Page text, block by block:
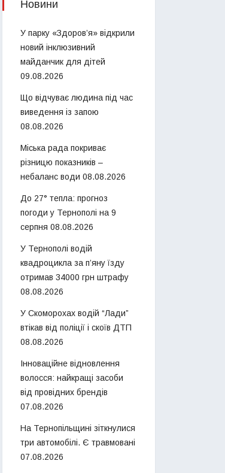
Новини
У парку «Здоров’я» відкрили
новий інклюзивний
майданчик для дітей
09.08.2026
Що відчуває людина під час
виведення із запою
08.08.2026
Міська рада покриває
різницю показників –
небаланс води 08.08.2026
До 27° тепла: прогноз
погоди у Тернополі на 9
серпня 08.08.2026
У Тернополі водій
квадроцикла за п’яну їзду
отримав 34000 грн штрафу
08.08.2026
У Скоморохах водій “Лади”
втікав від поліції і скоїв ДТП
08.08.2026
Інноваційне відновлення
волосся: найкращі засоби
від провідних брендів
07.08.2026
На Тернопільщині зіткнулися
три автомобілі. Є травмовані
07.08.2026